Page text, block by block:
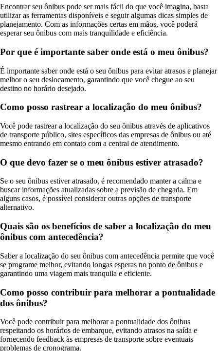
Encontrar seu ônibus pode ser mais fácil do que você imagina, basta
utilizar as ferramentas disponíveis e seguir algumas dicas simples de
planejamento. Com as informações certas em mãos, você poderá
esperar seu ônibus com mais tranquilidade e eficiência.
Por que é importante saber onde está o meu ônibus?
É importante saber onde está o seu ônibus para evitar atrasos e planejar
melhor o seu deslocamento, garantindo que você chegue ao seu
destino no horário desejado.
Como posso rastrear a localização do meu ônibus?
Você pode rastrear a localização do seu ônibus através de aplicativos
de transporte público, sites específicos das empresas de ônibus ou até
mesmo entrando em contato com a central de atendimento.
O que devo fazer se o meu ônibus estiver atrasado?
Se o seu ônibus estiver atrasado, é recomendado manter a calma e
buscar informações atualizadas sobre a previsão de chegada. Em
alguns casos, é possível considerar outras opções de transporte
alternativo.
Quais são os benefícios de saber a localização do meu
ônibus com antecedência?
Saber a localização do seu ônibus com antecedência permite que você
se programe melhor, evitando longas esperas no ponto de ônibus e
garantindo uma viagem mais tranquila e eficiente.
Como posso contribuir para melhorar a pontualidade
dos ônibus?
Você pode contribuir para melhorar a pontualidade dos ônibus
respeitando os horários de embarque, evitando atrasos na saída e
fornecendo feedback às empresas de transporte sobre eventuais
problemas de cronograma.